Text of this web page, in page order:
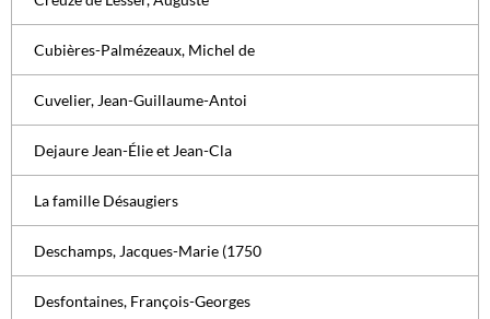
Cubières-Palmézeaux, Michel de
Cuvelier, Jean-Guillaume-Antoi
Dejaure Jean-Élie et Jean-Cla
La famille Désaugiers
Deschamps, Jacques-Marie (1750
Desfontaines, François-Georges